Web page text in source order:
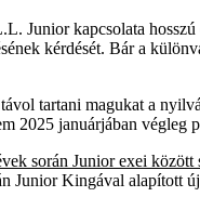
Junior kapcsolata hosszú
kérdését. Bár a
tartani magukat a
2025 januárjában végleg
során Junior exei
Junior Kingával alapított